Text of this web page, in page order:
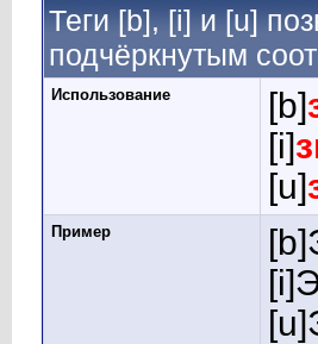
Теги [b], [i] и [u]
подчёркнутым
Использование [b]
[i]
[u]
Пример